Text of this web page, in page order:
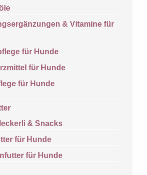
& Vitamine für
für Hunde
für Hunde
für Hunde
& Snacks
für Hunde
für Hunde